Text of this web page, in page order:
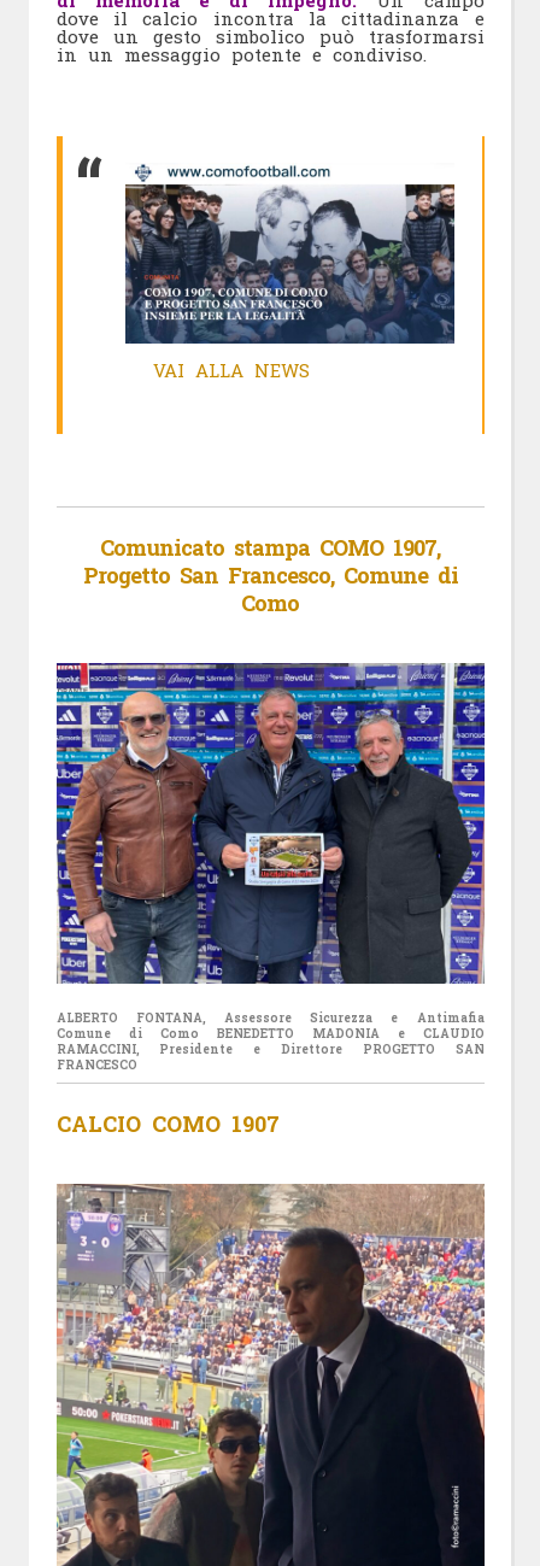
dove il calcio incontra la cittadinanza e
dove un gesto simbolico può trasformarsi
in un messaggio potente e condiviso.
VAI ALLA NEWS
Comunicato stampa COMO 1907,
Progetto San Francesco, Comune di
Como
ALBERTO FONTANA, Assessore Sicurezza e Antimafia
Comune di Como
BENEDETTO MADONIA e CLAUDIO
RAMACCINI, Presidente e Direttore
PROGETTO SAN
FRANCESCO
CALCIO COMO 1907